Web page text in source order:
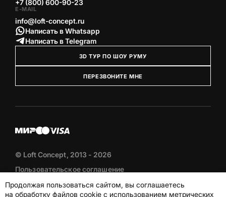
+7 (800) 600-90-23
E-MAIL
info@loft-concept.ru
Написать в Whatsapp
Написать в Telegram
3D ТУР ПО ШОУ РУМУ
ПЕРЕЗВОНИТЕ МНЕ
© Loft Concept, 2013 - 2026
Пользовательское соглашение
Публичная оферта
Продолжая пользоваться сайтом, вы соглашаетесь
на обработку файлов cookie с использованием метрических